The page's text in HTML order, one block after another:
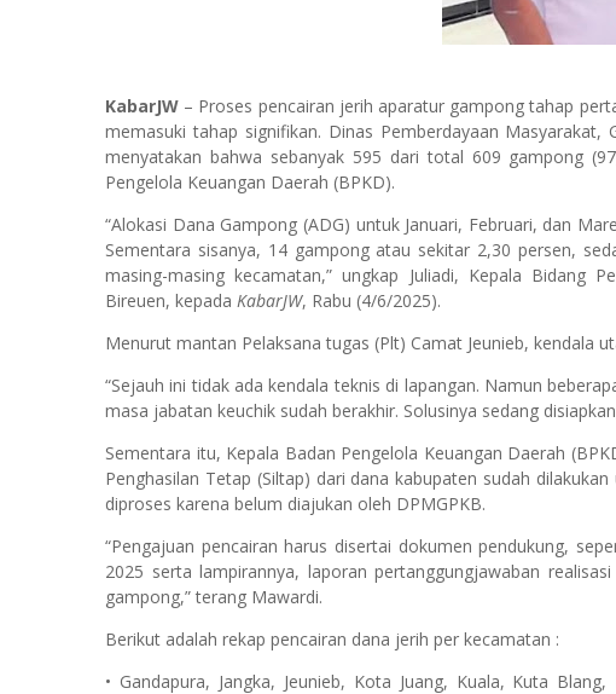
KabarJW – Proses pencairan jerih aparatur gampong tahap
memasuki tahap signifikan. Dinas Pemberdayaan Masyarakat,
menyatakan bahwa sebanyak 595 dari total 609 gampong
Pengelola Keuangan Daerah (BPKD).
“Alokasi Dana Gampong (ADG) untuk Januari, Februari, dan
Sementara sisanya, 14 gampong atau sekitar 2,30 persen,
masing-masing kecamatan,” ungkap Juliadi, Kepala Bidang
Bireuen, kepada KabarJW, Rabu (4/6/2025).
Menurut mantan Pelaksana tugas (Plt) Camat Jeunieb, kendala
“Sejauh ini tidak ada kendala teknis di lapangan. Namun
masa jabatan keuchik sudah berakhir. Solusinya sedang
Sementara itu, Kepala Badan Pengelola Keuangan Daerah
Penghasilan Tetap (Siltap) dari dana kabupaten sudah
diproses karena belum diajukan oleh DPMGPKB.
“Pengajuan pencairan harus disertai dokumen pendukung,
2025 serta lampirannya, laporan pertanggungjawaban
gampong,” terang Mawardi.
Berikut adalah rekap pencairan dana jerih per kecamatan :
• Gandapura, Jangka, Jeunieb, Kota Juang, Kuala, Kuta